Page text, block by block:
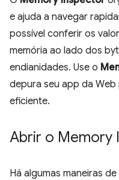
e ajuda a navegar
possível conferir os
memória ao lado dos
endianidades. Use o
depura seu app da
eficiente.
Abrir o Memory
Há algumas maneiras